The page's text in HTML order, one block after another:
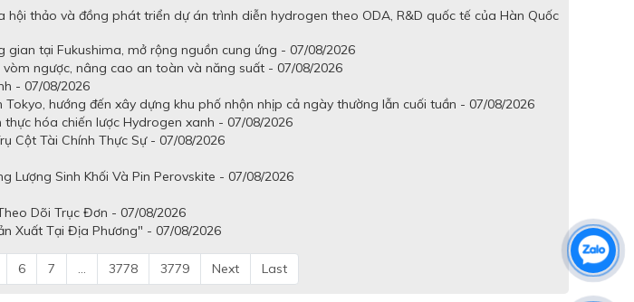
thảo và đồng phát triển dự án trình diễn hydrogen theo ODA, R&D quốc tế của Hàn Quốc
tại Fukushima, mở rộng nguồn cung ứng - 07/08/2026
ngược, nâng cao an toàn và năng suất - 07/08/2026
- 07/08/2026
hướng đến xây dựng khu phố nhộn nhịp cả ngày thường lẫn cuối tuần - 07/08/2026
hóa chiến lược Hydrogen xanh - 07/08/2026
Cột Tài Chính Thực Sự - 07/08/2026
Lượng Sinh Khối Và Pin Perovskite - 07/08/2026
Dõi Trục Đơn - 07/08/2026
Xuất Tại Địa Phương" - 07/08/2026
6 7 ... 3778 3779 Next Last